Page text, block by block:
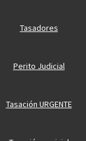
Tasadores
Perito Judicial
Tasación URGENTE